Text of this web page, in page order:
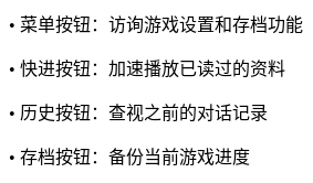
• 菜单按钮：访询游戏设置和存档功能
• 快进按钮：加速播放已读过的资料
• 历史按钮：查视之前的对话记录
• 存档按钮：备份当前游戏进度